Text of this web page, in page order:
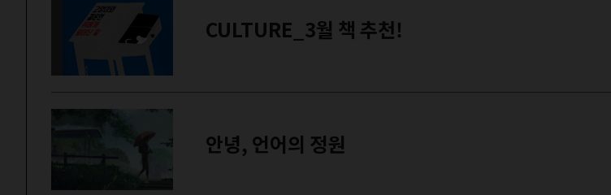
CULTURE_3월 책 추천!
안녕, 언어의 정원